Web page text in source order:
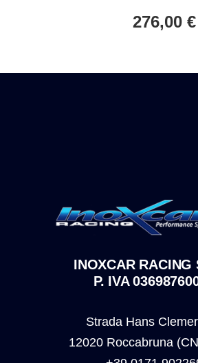
276,00 €
INOXCAR RACING
P. IVA
Strada Hans
12020 Roccabruna